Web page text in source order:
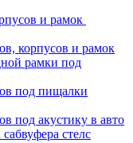
и рамок
корпусов и рамок
рамки под
под пищалки
под акустику в авто
стелс